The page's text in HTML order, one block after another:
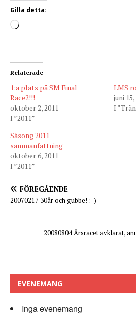
Gilla detta:
Relaterade
1:a plats på SM Final
Race2!!!
oktober 2, 2011
I ”2011”
LMS
juni
I
Säsong 2011
sammanfattning
oktober 6, 2011
I ”2011”
FÖREGÅENDE
20070217 30år och gubbe! :-)
20080804 Årsracet avklarat,
EVENEMANG
Inga evenemang